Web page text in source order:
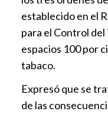
establecido en el
para el Control del
espacios 100 por
tabaco.
Expresó que se
de las